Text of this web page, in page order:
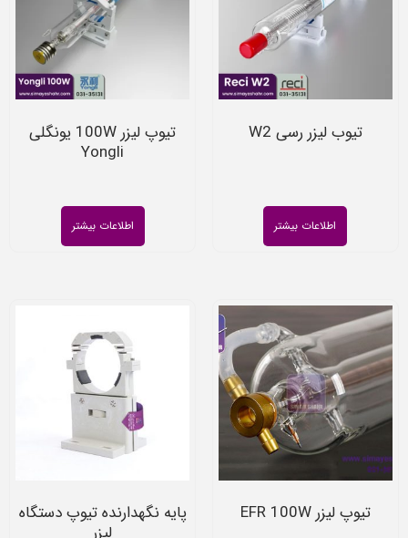
تیوب لیزر رسی W2
اطلاعات بیشتر
تیوپ لیزر 100W یونگلی
Yongli
اطلاعات بیشتر
تیوپ لیزر EFR 100W
پایه نگهدارنده تیوپ دستگاه